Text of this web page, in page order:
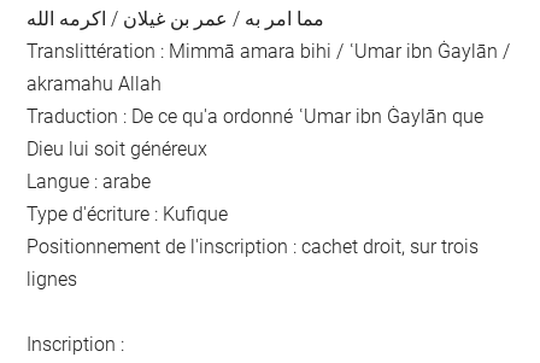
مما امر به / عمر بن غيلان / اكرمه الله
Translittération : Mimmā amara bihi / ʿUmar ibn Ġaylān /
akramahu Allah
Traduction : De ce qu'a ordonné ʿUmar ibn Ġaylān que
Dieu lui soit généreux
Langue : arabe
Type d'écriture : Kufique
Positionnement de l'inscription : cachet droit, sur trois
lignes
Inscription :